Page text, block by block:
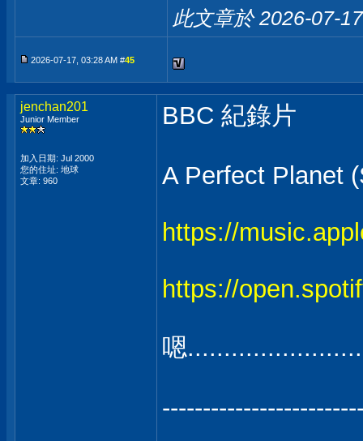
此文章於 2026-07-
2026-07-17, 03:28 AM #45
jenchan201
Junior Member
加入日期: Jul 2000
您的住址: 地球
文章: 960
BBC 紀錄片
A Perfect Planet
https://
https://
嗯